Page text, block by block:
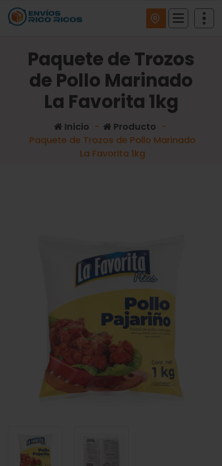
Paquete de Trozos
de Pollo Marinado
La Favorita 1kg
Inicio - Producto -
Paquete de Trozos de Pollo Marinado
La Favorita 1kg